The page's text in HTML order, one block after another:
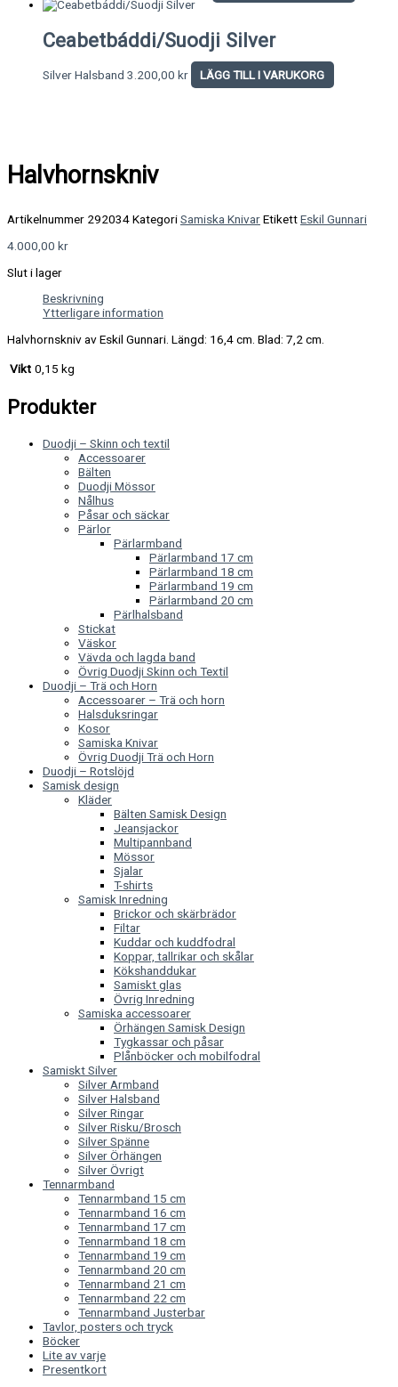
Ceabetbáddi/Suodji Silver
Silver Halsband 3.200,00 kr LÄGG TILL I VARUKORG
Halvhornskniv
Artikelnummer 292034KategoriSamiska KnivarEtikettEskil Gunnari
4.000,00 kr
Slut i lager
Beskrivning
Ytterligare information
Halvhornskniv av Eskil Gunnari. Längd: 16,4 cm. Blad: 7,2 cm.
Vikt 0,15 kg
Produkter
Duodji – Skinn och textil
Accessoarer
Bälten
Duodji Mössor
Nålhus
Påsar och säckar
Pärlor
Pärlarmband
Pärlarmband 17 cm
Pärlarmband 18 cm
Pärlarmband 19 cm
Pärlarmband 20 cm
Pärlhalsband
Stickat
Väskor
Vävda och lagda band
Övrig Duodji Skinn och Textil
Duodji – Trä och Horn
Accessoarer – Trä och horn
Halsduksringar
Kosor
Samiska Knivar
Övrig Duodji Trä och Horn
Duodji – Rotslöjd
Samisk design
Kläder
Bälten Samisk Design
Jeansjackor
Multipannband
Mössor
Sjalar
T-shirts
Samisk Inredning
Brickor och skärbrädor
Filtar
Kuddar och kuddfodral
Koppar, tallrikar och skålar
Kökshanddukar
Samiskt glas
Övrig Inredning
Samiska accessoarer
Örhängen Samisk Design
Tygkassar och påsar
Plånböcker och mobilfodral
Samiskt Silver
Silver Armband
Silver Halsband
Silver Ringar
Silver Risku/Brosch
Silver Spänne
Silver Örhängen
Silver Övrigt
Tennarmband
Tennarmband 15 cm
Tennarmband 16 cm
Tennarmband 17 cm
Tennarmband 18 cm
Tennarmband 19 cm
Tennarmband 20 cm
Tennarmband 21 cm
Tennarmband 22 cm
Tennarmband Justerbar
Tavlor, posters och tryck
Böcker
Lite av varje
Presentkort